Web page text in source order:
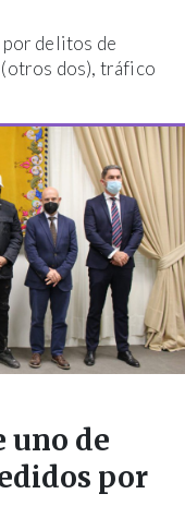
por delitos de
(otros dos), tráfico
uno de
por